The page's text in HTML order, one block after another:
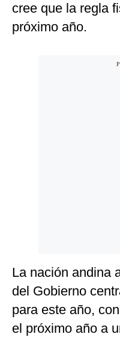
cree que la regla
próximo año.
La nación andina
del Gobierno
para este año,
el próximo año a